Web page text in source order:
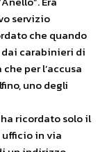
servizio
che quando
dai carabinieri di
per l’accusa
uno degli
ricordato solo il
in via